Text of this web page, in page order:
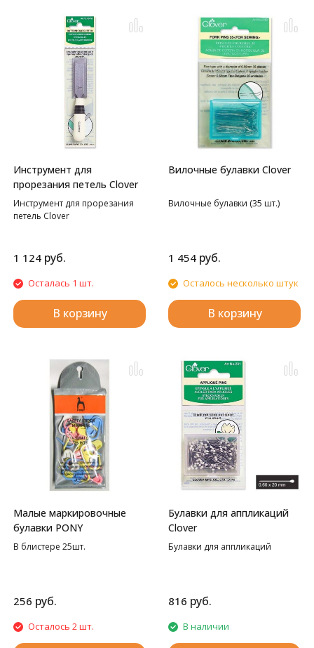
Инструмент для
прорезания петель Clover
Инструмент для прорезания
петель Clover
1 124 руб.
Осталась 1 шт.
В корзину
Вилочные булавки Clover
Вилочные булавки (35 шт.)
1 454 руб.
Осталось несколько штук
В корзину
Малые маркировочные
булавки PONY
В блистере 25шт.
256 руб.
Осталось 2 шт.
Булавки для аппликаций
Clover
Булавки для аппликаций
816 руб.
В наличии